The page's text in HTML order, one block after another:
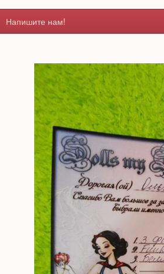
Напишите нам!